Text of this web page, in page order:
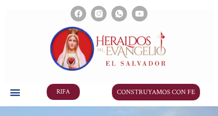
RIFA CONSTRUYAMOS CON FE